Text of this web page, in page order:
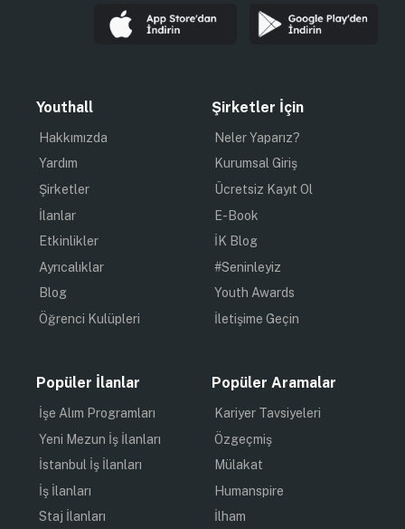
Youthall
Hakkımızda
Yardım
Şirketler
İlanlar
Etkinlikler
Ayrıcalıklar
Blog
Öğrenci Kulüpleri
Şirketler İçin
Neler Yaparız?
Kurumsal Giriş
Ücretsiz Kayıt Ol
E-Book
İK Blog
#Seninleyiz
Youth Awards
İletişime Geçin
Popüler İlanlar
İşe Alım Programları
Yeni Mezun İş İlanları
İstanbul İş İlanları
İş İlanları
Staj İlanları
Popüler Aramalar
Kariyer Tavsiyeleri
Özgeçmiş
Mülakat
Humanspire
İlham